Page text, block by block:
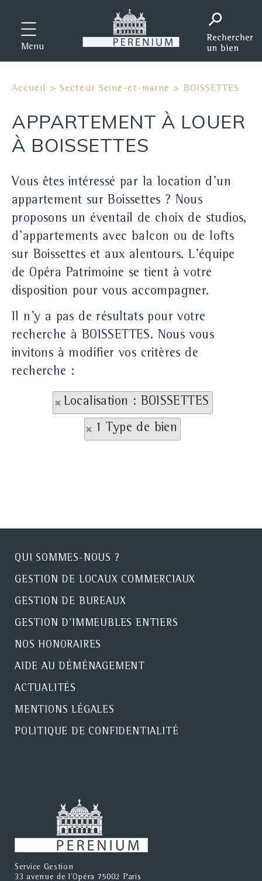
Menu
Accueil >Secteur Seine-et-marne > BOISSETTES
APPARTEMENT À LOUER
À BOISSETTES
Vous êtes intéressé par la location d'un
appartement sur Boissettes ? Nous
proposons un éventail de choix de studios,
d'appartements avec balcon ou de lofts
sur Boissettes et aux alentours. L'équipe
de Opéra Patrimoine se tient à votre
disposition pour vous accompagner.
Il n'y a pas de résultats pour votre
recherche à BOISSETTES. Nous vous
invitons à modifier vos critères de
recherche :
Localisation : BOISSETTES
1 Type de bien
QUI SOMMES-NOUS ?
GESTION DE LOCAUX COMMERCIAUX
GESTION DE BUREAUX
GESTION D'IMMEUBLES ENTIERS
NOS HONORAIRES
AIDE AU DÉMÉNAGEMENT
ACTUALITÉS
MENTIONS LÉGALES
POLITIQUE DE CONFIDENTIALITÉ
Service Gestion
33 avenue de l'Opéra 75002 Paris